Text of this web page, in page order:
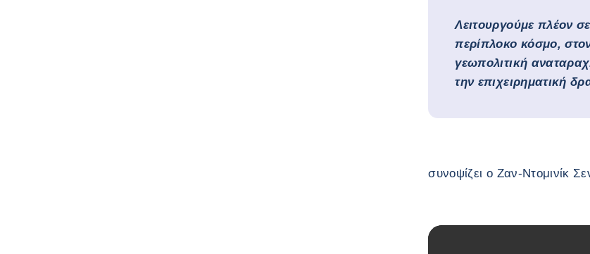
Λειτουργούμε πλέον
περίπλοκο κόσμο,
γεωπολιτική
την επιχειρηματική
συνοψίζει ο Ζαν-Ντομινίκ